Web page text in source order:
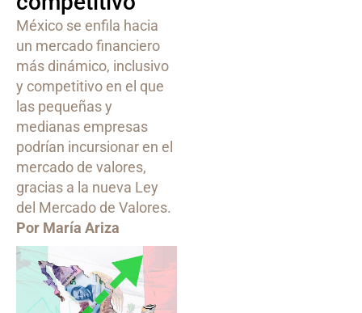
México se enfila hacia
un mercado financiero
más dinámico, inclusivo
y competitivo en el que
las pequeñas y
medianas empresas
podrían incursionar en el
mercado de valores,
gracias a la nueva Ley
del Mercado de Valores.
Por María Ariza